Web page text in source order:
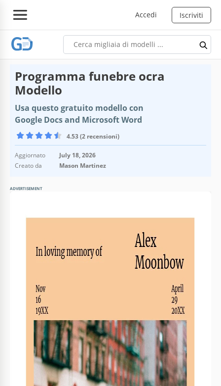
Accedi Iscriviti
Programma funebre ocra
Modello
Usa questo gratuito modello con
Google Docs and Microsoft Word
4.53 (2 recensioni)
Aggiornato
July 18, 2026
Creato da
Mason Martinez
ADVERTISEMENT